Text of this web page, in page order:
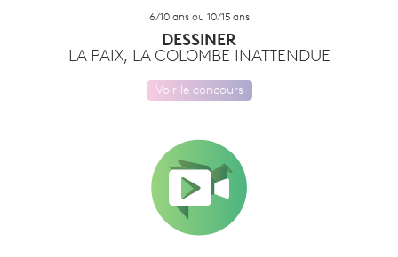
6/10 ans ou 10/15 ans
DESSINER
LA PAIX, LA COLOMBE INATTENDUE
Voir le concours